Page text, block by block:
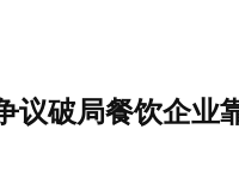
议破局餐饮企业